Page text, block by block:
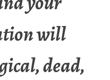
will
dead,